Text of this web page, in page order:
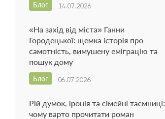
14.07.2026
Блог
«На захід від міста» Ганни
Городецької: щемка історія про
самотність, вимушену еміграцію та
пошук дому
06.07.2026
Блог
Рій думок, іронія та сімейні таємниці:
чому варто прочитати роман